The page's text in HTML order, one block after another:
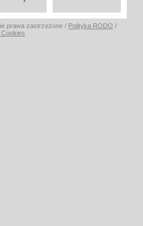
prawa zastrzeżone / Polityka RODO /
Cookies